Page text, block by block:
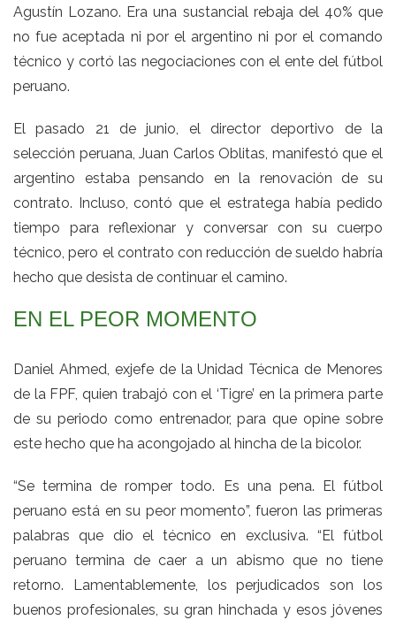
Agustín Lozano. Era una sustancial rebaja del 40% que
no fue aceptada ni por el argentino ni por el comando
técnico y cortó las negociaciones con el ente del fútbol
peruano.
El pasado 21 de junio, el director deportivo de la
selección peruana, Juan Carlos Oblitas, manifestó que el
argentino estaba pensando en la renovación de su
contrato. Incluso, contó que el estratega había pedido
tiempo para reflexionar y conversar con su cuerpo
técnico, pero el contrato con reducción de sueldo habría
hecho que desista de continuar el camino.
EN EL PEOR MOMENTO
Daniel Ahmed, exjefe de la Unidad Técnica de Menores
de la FPF, quien trabajó con el ‘Tigre’ en la primera parte
de su periodo como entrenador, para que opine sobre
este hecho que ha acongojado al hincha de la bicolor.
“Se termina de romper todo. Es una pena. El fútbol
peruano está en su peor momento”, fueron las primeras
palabras que dio el técnico en exclusiva. “El fútbol
peruano termina de caer a un abismo que no tiene
retorno. Lamentablemente, los perjudicados son los
buenos profesionales, su gran hinchada y esos jóvenes